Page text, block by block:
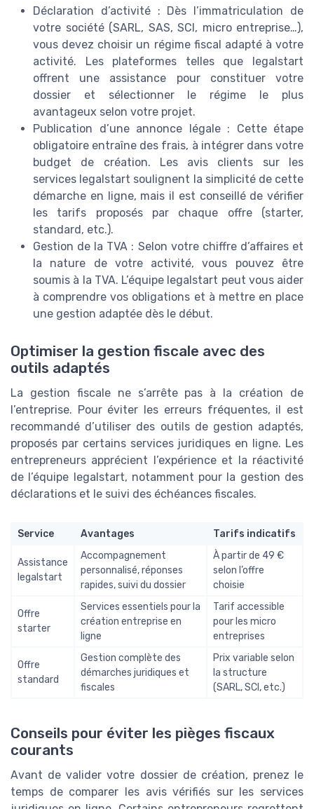
Déclaration d’activité : Dès l’immatriculation de
votre société (SARL, SAS, SCI, micro entreprise…),
vous devez choisir un régime fiscal adapté à votre
activité. Les plateformes telles que legalstart
offrent une assistance pour constituer votre
dossier et sélectionner le régime le plus
avantageux selon votre projet.
Publication d’une annonce légale : Cette étape
obligatoire entraîne des frais, à intégrer dans votre
budget de création. Les avis clients sur les
services legalstart soulignent la simplicité de cette
démarche en ligne, mais il est conseillé de vérifier
les tarifs proposés par chaque offre (starter,
standard, etc.).
Gestion de la TVA : Selon votre chiffre d’affaires et
la nature de votre activité, vous pouvez être
soumis à la TVA. L’équipe legalstart peut vous aider
à comprendre vos obligations et à mettre en place
une gestion adaptée dès le début.
Optimiser la gestion fiscale avec des
outils adaptés
La gestion fiscale ne s’arrête pas à la création de
l’entreprise. Pour éviter les erreurs fréquentes, il est
recommandé d’utiliser des outils de gestion adaptés,
proposés par certains services juridiques en ligne. Les
entrepreneurs apprécient l’expérience et la réactivité
de l’équipe legalstart, notamment pour la gestion des
déclarations et le suivi des échéances fiscales.
Service Avantages Tarifs indicatifs
Assistance
legalstart
Accompagnement
personnalisé, réponses
rapides, suivi du dossier
À partir de 49 €
selon l’offre
choisie
Offre
starter
Services essentiels pour la
création entreprise en
ligne
Tarif accessible
pour les micro
entreprises
Offre
standard
Gestion complète des
démarches juridiques et
fiscales
Prix variable selon
la structure
(SARL, SCI, etc.)
Conseils pour éviter les pièges fiscaux
courants
Avant de valider votre dossier de création, prenez le
temps de comparer les avis vérifiés sur les services